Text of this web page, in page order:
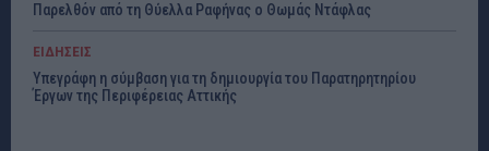
Παρελθόν από τη Θύελλα Ραφήνας ο Θωμάς Ντάφλας
ΕΙΔΗΣΕΙΣ
Υπεγράφη η σύμβαση για τη δημιουργία του Παρατηρητηρίου
Έργων της Περιφέρειας Αττικής